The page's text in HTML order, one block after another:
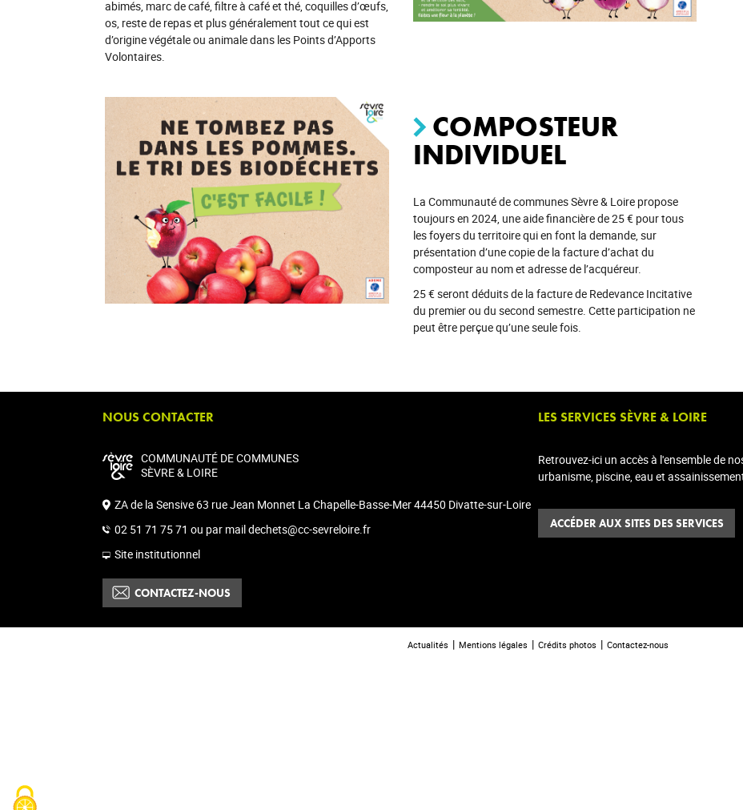
abimés, marc de café, filtre à café et thé, coquilles d’œufs,
os, reste de repas et plus généralement tout ce qui est
d’origine végétale ou animale dans les Points d’Apports
Volontaires.
COMPOSTEUR
INDIVIDUEL
La Communauté de communes Sèvre & Loire propose
toujours en 2024, une aide financière de 25 € pour tous
les foyers du territoire qui en font la demande, sur
présentation d’une copie de la facture d’achat du
composteur au nom et adresse de l’acquéreur.
25 € seront déduits de la facture de Redevance Incitative
du premier ou du second semestre. Cette participation ne
peut être perçue qu’une seule fois.
NOUS CONTACTER
COMMUNAUTÉ DE COMMUNES
SÈVRE & LOIRE
ZA de la Sensive 63 rue Jean Monnet La Chapelle-Basse-Mer 44450 Divatte-sur-Loire
02 51 71 75 71 ou par mail dechets@cc-sevreloire.fr
Site institutionnel
CONTACTEZ-NOUS
LES SERVICES SÈVRE & LOIRE
Retrouvez-ici un accès à l'ensemble de
urbanisme, piscine, eau et
ACCÉDER AUX SITES DES SERVICES
Actualités Mentions légales Crédits photos Contactez-nous